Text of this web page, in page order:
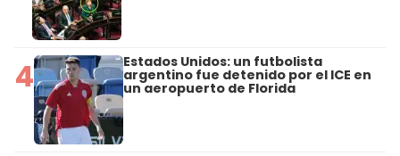
4 Estados Unidos: un futbolista
argentino fue detenido por el ICE en
un aeropuerto de Florida